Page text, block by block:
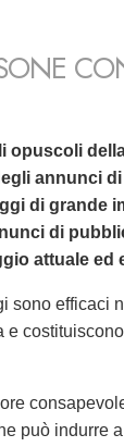
opuscoli
annunci
di grande
di
attuale ed
sono efficaci
e
può indurre